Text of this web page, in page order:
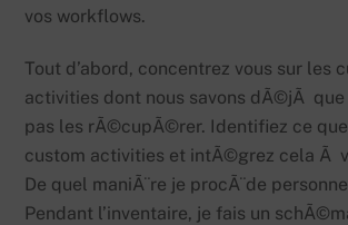
vos workflows.
Tout d’abord, concentrez vous sur les
activities dont nous savons dÃ©jÃ que
pas les rÃ©cupÃ©rer. Identifiez ce
custom activities et intÃ©grez cela Ã
De quel maniÃ¨re je procÃ¨de
Pendant l’inventaire, je fais un